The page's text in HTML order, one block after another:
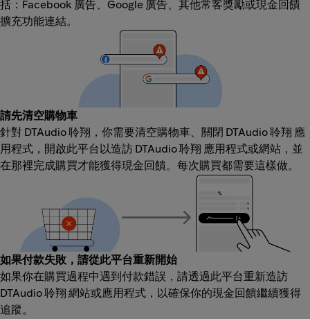
括：Facebook 廣告、Google 廣告、其他常客獎勵或現金回饋
擴充功能連結。
請先清空購物車
針對 DTAudio 聆翔，你需要清空購物車、關閉 DTAudio 聆翔 應
用程式，開啟此平台以造訪 DTAudio 聆翔 應用程式或網站，並
在那裡完成購買才能獲得現金回饋。每次購買都需要這樣做。
如果付款失敗，請從此平台重新開始
如果你在購買過程中遇到付款錯誤，請透過此平台重新造訪
DTAudio 聆翔 網站或應用程式，以確保你的現金回饋繼續獲得
追蹤。